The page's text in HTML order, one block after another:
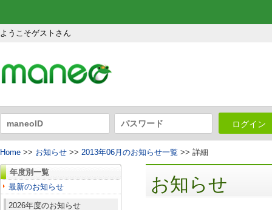
ようこそゲストさん
ログイン
Home >> お知らせ >> 2013年06月のお知らせ一覧 >> 詳細
年度別一覧
最新のお知らせ
2026年度のお知らせ
お知らせ